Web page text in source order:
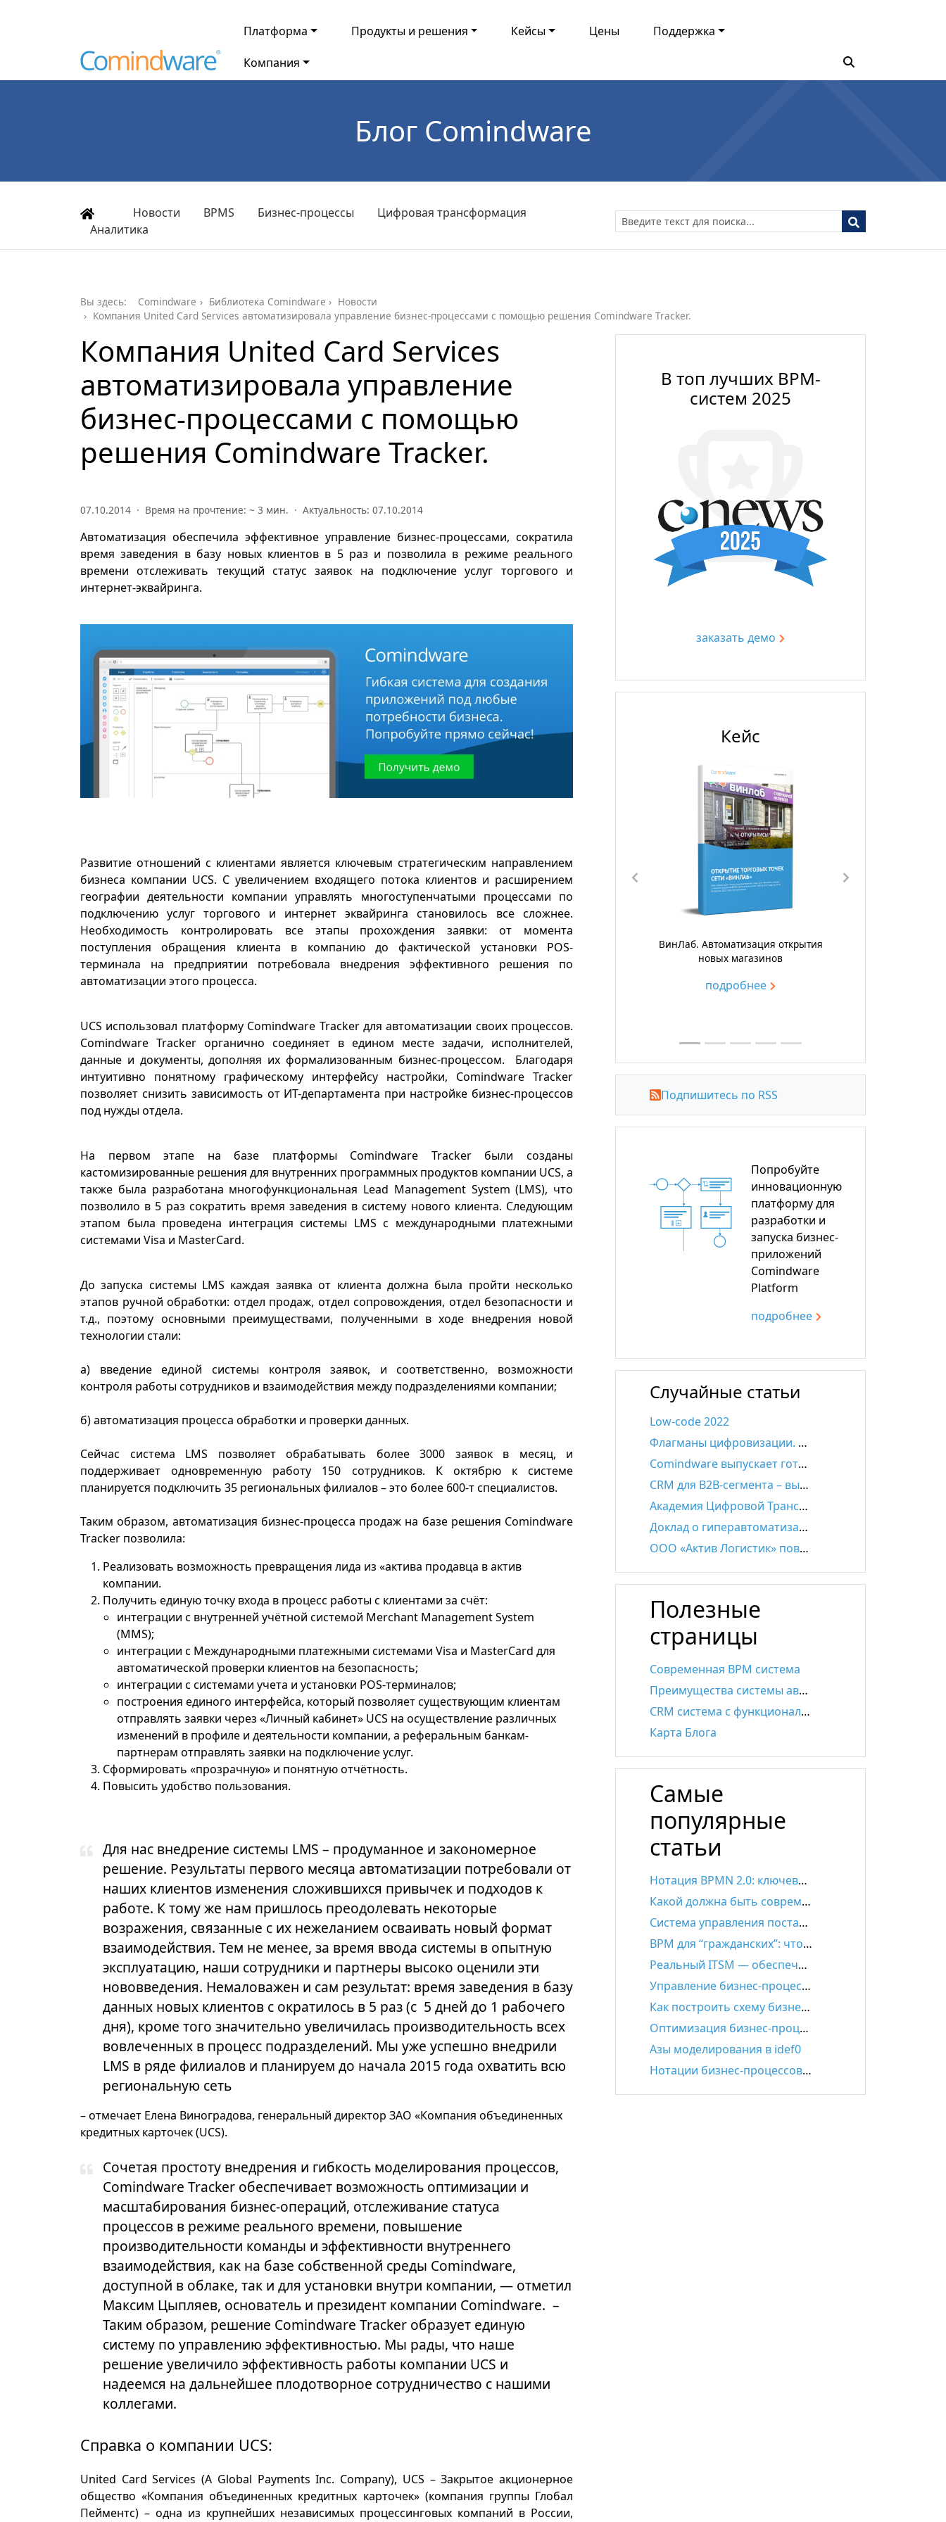
Платформа Продукты и решения Кейсы Цены Поддержка
Компания
Блог Comindware
Новости BPMS Бизнес-процессы
Цифровая трансформация
Аналитика
Вы здесь: Comindware Библиотека Comindware
Новости
Компания United Card Services автоматизировала управление бизнес-процессами с помощью решения Comindware Tracker.
Компания United Card Services
автоматизировала управление
бизнес-процессами с помощью
решения Comindware Tracker.
07.10.2014 · Время на прочтение: ~ 3 мин. · Актуальность: 07.10.2014
Автоматизация обеспечила эффективное управление бизнес-процессами, сократила
время заведения в базу новых клиентов в 5 раз и позволила в режиме реального
времени отслеживать текущий статус заявок на подключение услуг торгового и
интернет-эквайринга.
Развитие отношений с клиентами является ключевым стратегическим направлением
бизнеса компании UCS. С увеличением входящего потока клиентов и расширением
географии деятельности компании управлять многоступенчатыми процессами по
подключению услуг торгового и интернет эквайринга становилось все сложнее.
Необходимость контролировать все этапы прохождения заявки: от момента
поступления обращения клиента в компанию до фактической установки POS-
терминала на предприятии потребовала внедрения эффективного решения по
автоматизации этого процесса.
UCS использовал платформу Comindware Tracker для автоматизации своих процессов.
Comindware Tracker органично соединяет в едином месте задачи, исполнителей,
данные и документы, дополняя их формализованным бизнес-процессом. Благодаря
интуитивно понятному графическому интерфейсу настройки, Comindware Tracker
позволяет снизить зависимость от ИТ-департамента при настройке бизнес-процессов
под нужды отдела.
На первом этапе на базе платформы Comindware Trackerбыли созданы
кастомизированные решения для внутренних программных продуктов компании UCS, а
также была разработана многофункциональная Lead Management System (LMS), что
позволило в 5 раз сократить время заведения в систему нового клиента. Следующим
этапом была проведена интеграция системы LMS с международными платежными
системами Visa и MasterCard.
До запуска системы LMS каждая заявка от клиента должна была пройти несколько
этапов ручной обработки: отдел продаж, отдел сопровождения, отдел безопасности и
т.д., поэтому основными преимуществами, полученными в ходе внедрения новой
технологии стали:
а) введение единой системы контроля заявок, и соответственно, возможности
контроля работы сотрудников и взаимодействия между подразделениями компании;
б) автоматизация процесса обработки и проверки данных.
Сейчас система LMS позволяет обрабатывать более 3000 заявок в месяц, и
поддерживает одновременную работу 150 сотрудников. К октябрю к системе
планируется подключить 35 региональных филиалов – это более 600-т специалистов.
Таким образом, автоматизация бизнес-процесса продаж на базе решения Comindware
Tracker позволила:
Реализовать возможность превращения лида из «актива продавца в актив
компании.
Получить единую точку входа в процесс работы с клиентами за счёт:
интеграции с внутренней учётной системой Merchant Management System
(MMS);
интеграции с Международными платежными системами Visa и MasterCard для
автоматической проверки клиентов на безопасность;
интеграции с системами учета и установки POS-терминалов;
построения единого интерфейса, который позволяет существующим клиентам
отправлять заявки через «Личный кабинет» UCS на осуществление различных
изменений в профиле и деятельности компании, а реферальным банкам-
партнерам отправлять заявки на подключение услуг.
Сформировать «прозрачную» и понятную отчётность.
Повысить удобство пользования.
Для нас внедрение системы LMS – продуманное и закономерное
решение. Результаты первого месяца автоматизации потребовали от
наших клиентов изменения сложившихся привычек и подходов к
работе. К тому же нам пришлось преодолевать некоторые
возражения, связанные с их нежеланием осваивать новый формат
взаимодействия. Тем не менее, за время ввода системы в опытную
эксплуатацию, наши сотрудники и партнеры высоко оценили эти
нововведения. Немаловажен и сам результат: время заведения в базу
данных новых клиентов с ократилось в 5 раз (с 5 дней до 1 рабочего
дня), кроме того значительно увеличилась производительность всех
вовлеченных в процесс подразделений. Мы уже успешно внедрили
LMS в ряде филиалов и планируем до начала 2015 года охватить всю
региональную сеть
– отмечает Елена Виноградова, генеральный директор ЗАО «Компания объединенных
кредитных карточек (UCS).
Сочетая простоту внедрения и гибкость моделирования процессов,
Comindware Tracker обеспечивает возможность оптимизации и
масштабирования бизнес-операций, отслеживание статуса
процессов в режиме реального времени, повышение
производительности команды и эффективности внутреннего
взаимодействия, как на базе собственной среды Comindware,
доступной в облаке, так и для установки внутри компании, — отметил
Максим Цыпляев, основатель и президент компании Comindware. –
Таким образом, решение Comindware Tracker образует единую
систему по управлению эффективностью. Мы рады, что наше
решение увеличило эффективность работы компании UCS и
надеемся на дальнейшее плодотворное сотрудничество с нашими
коллегами.
Справка о компании UCS:
United Card Services (А Global Payments Inс. Company), UCS – Закрытое акционерное
общество «Компания объединенных кредитных карточек» (компания группы Глобал
Пейментс) – одна из крупнейших независимых процессинговых компаний в России,
В топ лучших BPM-
систем 2025
заказать демо
Кейс
ВинЛаб. Автоматизация открытия
Кейс
ГК «Диалог».Цифровизация процесса
управления поставками
подробнее
Подпишитесь по RSS
Попробуйте
инновационную
платформу для
разработки и
запуска бизнес-
приложений
Comindware
Platform
подробнee
Случайные статьи
Low-code 2022
Флагманы цифровизации. Comindware примет участие в конгрессе визионеров цифрового развития
Comindware выпускает готовое решение для управления закупками (SRM)
CRM для B2B-сегмента – выбор экспертов для сложных продаж с длинным циклом
Академия Цифровой Трансформации в Университете «Дубна»
Доклад о гиперавтоматизации для Тинькофф Банка
ООО «Актив Логистик» повышает эффективность управления логистическими процессами с помощью Comindware Tracker
Полезные
страницы
Современная BPM система
Преимущества системы автоматизации бизнес-процессов
CRM система с функционалом BPMS
Карта Блога
Самые
популярные
статьи
Нотация BPMN 2.0: ключевые элементы и описание
Какой должна быть современная SRM-система?
Система управления поставками и цепями поставок: задачи, функции, автоматизация, выбор решения
BPM для “гражданских”: что такое настоящий Low-code
Реальный ITSM — обеспечение эффективности ИТ-деятельности
Управление бизнес-процессами – всё, что нужно знать
Как построить схему бизнес-процесса: пошаговая инструкция
Оптимизация бизнес-процессов: основные принципы
Азы моделирования в idef0
Нотации бизнес-процессов IDEF0. EPC. BPMN.